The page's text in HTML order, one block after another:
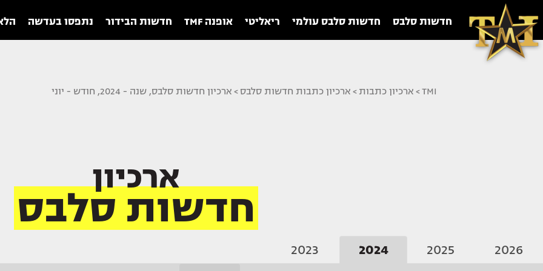
חדשות סלבס חדשות סלבס עולמי ריאליטי אופנה TMF חדשות הבידור נתפסו בעדשה
TMI
> ארכיון כתבות > ארכיון כתבות חדשות סלבס > ארכיון חדשות סלבס, שנה - 2024, חודש - יוני
ארכיון
חדשות סלבס
2026
2025
2024
2023